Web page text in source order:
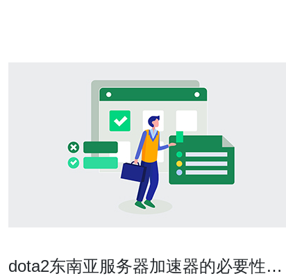
dota2东南亚服务器加速器的必要性分